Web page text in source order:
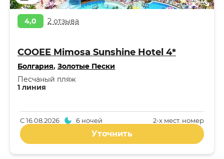
4,0 2 отзыва
COOEE Mimosa Sunshine Hotel 4*
Болгария, Золотые Пески
1 линия
Песчаный пляж
2-x мест. номер
С16.08.2026 6 ночей
Уточнить